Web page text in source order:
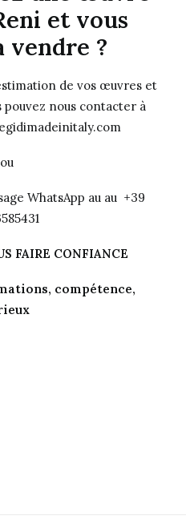
et vous
vendre ?
de vos œuvres et
pouvez nous contacter à
ou
WhatsApp au au +39
FAIRE CONFIANCE
compétence,